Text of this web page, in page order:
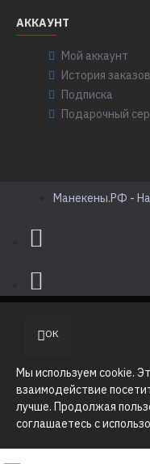
АККАУНТ
Мой аккаунт
История заказов
Подписка
Подарочный
Манекены.РФ -
ОК
Мы используем cookie.
взаимодействие
лучше. Продолжая
соглашаетесь с